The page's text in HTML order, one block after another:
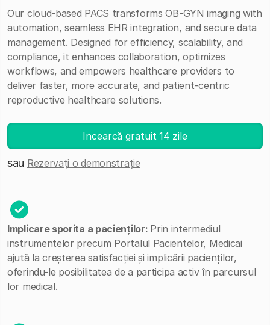
Our cloud-based PACS transforms OB-GYN imaging with
automation, seamless EHR integration, and secure data
management. Designed for efficiency, scalability, and
compliance, it enhances collaboration, optimizes
workflows, and empowers healthcare providers to
deliver faster, more accurate, and patient-centric
reproductive healthcare solutions.
Incearcă gratuit 14 zile
sau Rezervați o demonstrație
Implicare sporita a pacienților: Prin intermediul
instrumentelor precum Portalul Pacientelor, Medicai
ajută la creșterea satisfacției și implicării pacienților,
oferindu-le posibilitatea de a participa activ în parcursul
lor medical.